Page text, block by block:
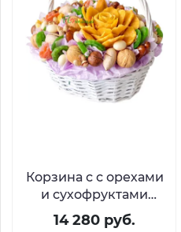
Корзина с с орехами
и сухофруктами
«Караванный путь»
14 280 руб.